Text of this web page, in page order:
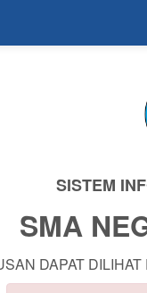
SISTEM
SMA
DAPAT